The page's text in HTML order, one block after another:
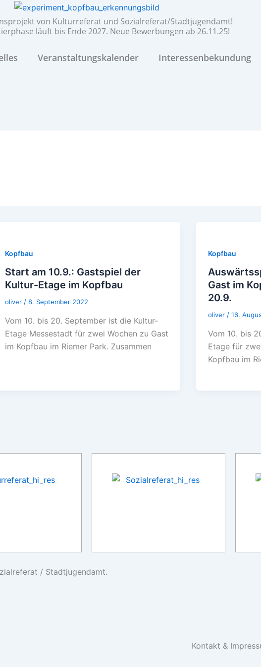
von Kulturreferat und Sozialreferat/Stadtjugendamt!
läuft bis Ende 2027. Neue Bewerbungen ab 26.11.25!
Veranstaltungskalender Interessenbekundung
Kopfbau
Start am 10.9.: Gastspiel der
Kultur-Etage im Kopfbau
oliver / 8. September 2022
Vom 10. bis 20. September ist die Kultur-
Etage Messestadt für zwei Wochen zu Gast
im Kopfbau im Riemer Park. Zusammen
Kopfbau
Gast im
20.9.
oliver/16.
Vom 10. bis
Etage für
Kopfbau im
/ Stadtjugendamt.
Kontakt &